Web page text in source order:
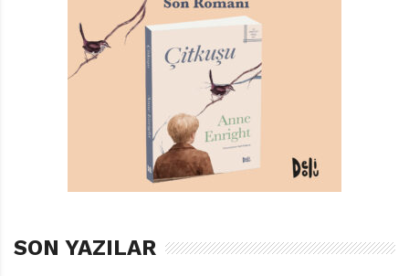
TAGS:ALTIN KITAPLAR BU AYI ÇOCUK BAKAMIYOR
SON YAZILAR